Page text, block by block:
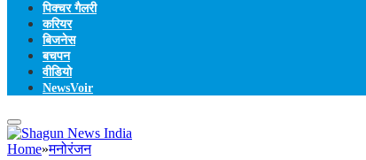
पिक्चर गैलरी
करियर
बिजनेस
बचपन
वीडियो
NewsVoir
Home»मनोरंजन